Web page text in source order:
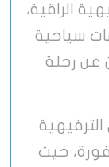
الراقية،
سياحية
عن رحلة
حيث